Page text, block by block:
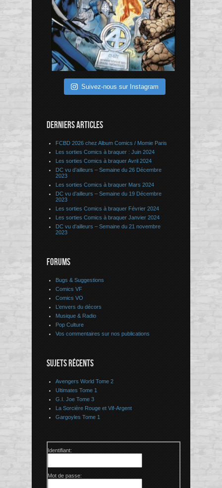
Suivez-nous sur Instagram
DERNIERS ARTICLES
FCBD 2026 chez Album Comics / Momie Paris
Les sorties Comics à braquer : Juin 2024
Les sorties Comics à braquer Avril 2024
DC vu d’ailleurs – Semaine du 26 Décembre
2023
Les sorties Comics à braquer Mars 2024
DC vu d’ailleurs – Semaine du 19 Décembre
2023
Les sorties Comics à braquer Février 2024
Les sorties Comics à braquer Janvier 2024
DC vu d’ailleurs – Semaine du 21 novembre
2023
FORUMS
Bugs & Suggestions
Comics VF
Comics VO
L’envers du décors
Musique & Radio
Pop Culture
Vos commentaires sur nos publications
SUJETS RÉCENTS
Avengers World Tome 2
Ultimates Tome 1
G.I. Joe Tome 3
La Sorcière Rouge et Vif-Argent
Gargoyles Tome 1
Identifiant:
Mot de passe: